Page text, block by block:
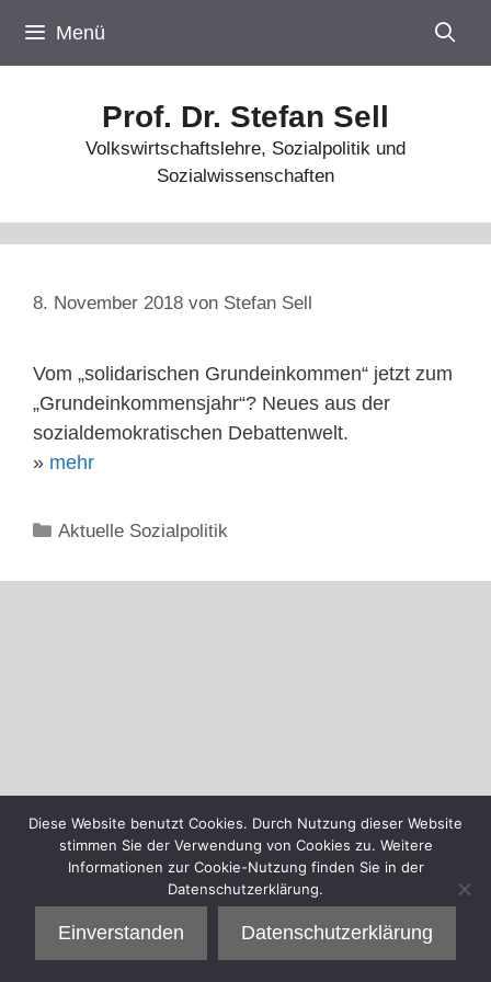
Inhalt
springen
Menü
Prof. Dr. Stefan Sell
Volkswirtschaftslehre, Sozialpolitik und
Sozialwissenschaften
8. November 2018 von Stefan Sell
Vom „solidarischen Grundeinkommen“ jetzt zum
„Grundeinkommensjahr“? Neues aus der
sozialdemokratischen Debattenwelt.
» mehr
Kategorien
Aktuelle Sozialpolitik
Diese Website benutzt Cookies. Durch Nutzung dieser Website
stimmen Sie der Verwendung von Cookies zu. Weitere
Informationen zur Cookie-Nutzung finden Sie in der
Datenschutzerklärung.
Einverstanden Datenschutzerklärung